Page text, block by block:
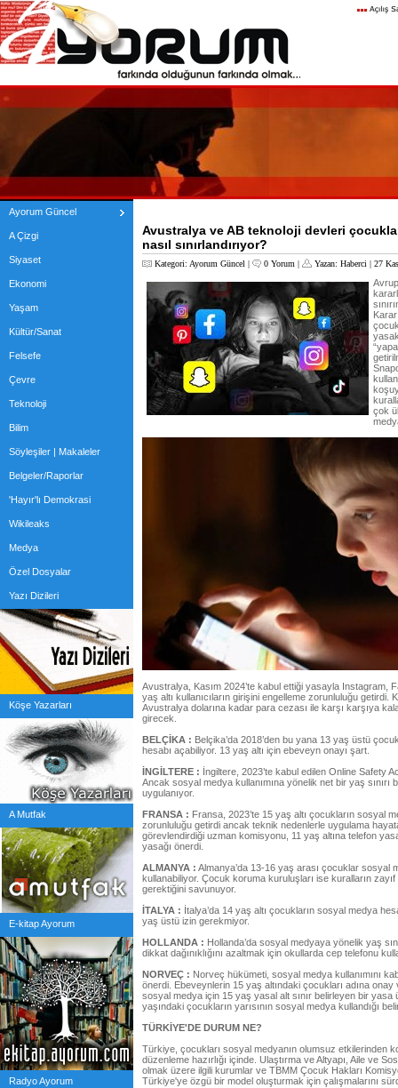
Ayorum Güncel
A Çizgi
Siyaset
Ekonomi
Yaşam
Kültür/Sanat
Felsefe
Çevre
Teknoloji
Bilim
Söyleşiler | Makaleler
Belgeler/Raporlar
'Hayır'lı Demokrasi
Wikileaks
Medya
Özel Dosyalar
Yazı Dizileri
Köşe Yazarları
A Mutfak
E-kitap Ayorum
Radyo Ayorum
Avustralya ve AB teknoloji devleri
nasıl sınırlandırıyor?
Kategori: Ayorum Güncel | 0 Yorum | Yazan: Haberci | 27
çok
Avustralya, Kasım 2024’te kabul ettiği yasayla Instagram,
yaş altı kullanıcıların girişini engelleme zorunluluğu getirdi.
Avustralya dolarına kadar para cezası ile karşı karşıya
girecek.
BELÇİKA : Belçika’da 2018’den bu yana 13 yaş üstü
hesabı açabiliyor. 13 yaş altı için ebeveyn onayı şart.
İNGİLTERE : İngiltere, 2023’te kabul edilen Online Safety
Ancak sosyal medya kullanımına yönelik net bir yaş sınırı
uygulanıyor.
FRANSA : Fransa, 2023’te 15 yaş altı çocukların sosyal
zorunluluğu getirdi ancak teknik nedenlerle uygulama
görevlendirdiği uzman komisyonu, 11 yaş altına telefon
yasağı önerdi.
ALMANYA : Almanya’da 13-16 yaş arası çocuklar sosyal
kullanabiliyor. Çocuk koruma kuruluşları ise kuralların
gerektiğini savunuyor.
İTALYA : İtalya’da 14 yaş altı çocukların sosyal medya
yaş üstü izin gerekmiyor.
HOLLANDA : Hollanda’da sosyal medyaya yönelik yaş
dikkat dağınıklığını azaltmak için okullarda cep telefonu
NORVEÇ : Norveç hükümeti, sosyal medya kullanımını
önerdi. Ebeveynlerin 15 yaş altındaki çocukları adına
sosyal medya için 15 yaş yasal alt sınır belirleyen bir yasa
yaşındaki çocukların yarısının sosyal medya kullandığı
TÜRKİYE'DE DURUM NE?
Türkiye, çocukları sosyal medyanın olumsuz etkilerinden
düzenleme hazırlığı içinde. Ulaştırma ve Altyapı, Aile ve
olmak üzere ilgili kurumlar ve TBMM Çocuk Hakları
Türkiye'ye özgü bir model oluşturmak için çalışmalarını